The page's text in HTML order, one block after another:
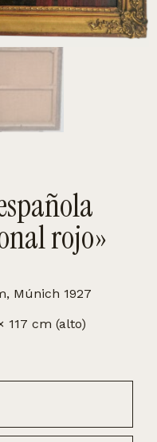
rojo»
Múnich 1927
117 cm (alto)